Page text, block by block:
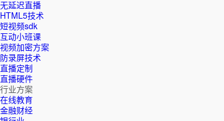
无延迟直播
HTML5技术
短视频sdk
互动小班课
视频加密方案
防录屏技术
直播定制
直播硬件
行业方案
在线教育
金融财经